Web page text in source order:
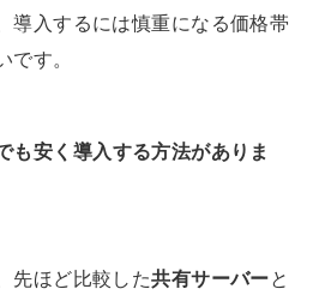
導入するには慎重になる価格帯
です。
も安く導入する方法がありま
先ほど比較した共有サーバーと